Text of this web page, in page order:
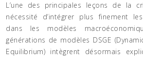
L’une des principales leçons de la
nécessité d’intégrer plus finement
dans les modèles
générations de modèles DSGE
Equilibrium) intègrent désormais